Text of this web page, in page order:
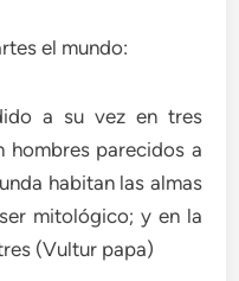
el mundo:
a su vez en tres
hombres parecidos a
habitan las almas
mitológico; y en la
(Vultur papa)